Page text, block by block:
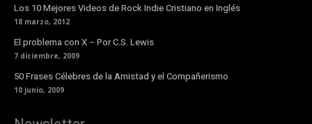
Los 10 Mejores Videos de Rock Indie Cristiano en Inglés
18 marzo, 2012
El problema con X – Por C.S. Lewis
7 diciembre, 2009
50 Frases Célebres de la Amistad y el Compañerismo
10 junio, 2009